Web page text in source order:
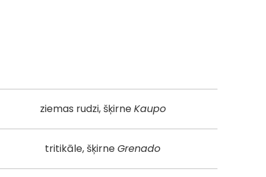
ziemas rudzi, šķirneKaupo
tritikāle, šķirneGrenado